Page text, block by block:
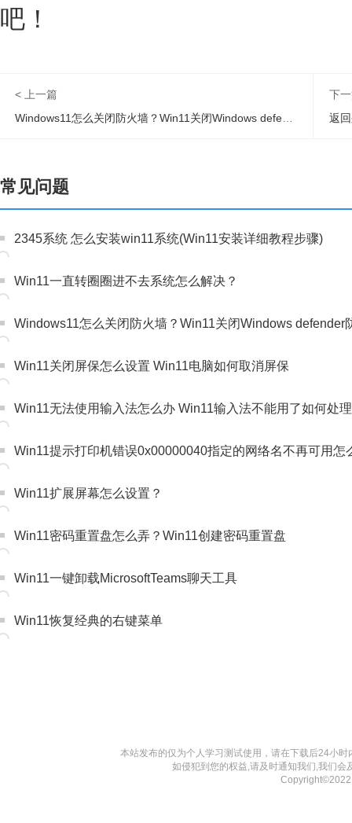
吧！
< 上一篇
下
返
常见问题
2345系统 怎么安装win11系统(Win11安装详细教程步骤)
Win11一直转圈圈进不去系统怎么解决？
Windows11怎么关闭防火墙？Win11关闭Windows defender
Win11关闭屏保怎么设置 Win11电脑如何取消屏保
Win11无法使用输入法怎么办 Win11输入法不能用了如何处理
Win11提示打印机错误0x00000040指定的网络名不再可用怎
Win11扩展屏幕怎么设置？
Win11密码重置盘怎么弄？Win11创建密码重置盘
Win11一键卸载MicrosoftTeams聊天工具
Win11恢复经典的右键菜单
本站发布的仅为个人学习测试使用，请在下载后24小
如侵犯到您的权益,请及时通知我们,我们
Copyright©2022